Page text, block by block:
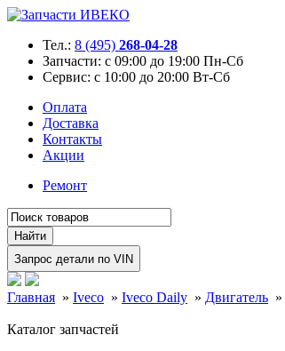
Тел.: 8 (495) 268-04-28
Запчасти: с 09:00 до 19:00 Пн-Сб
Сервис: с 10:00 до 20:00 Вт-Сб
Оплата
Доставка
Контакты
Акции
Ремонт
Главная » Iveco » Iveco Daily » Двигатель »
Каталог запчастей